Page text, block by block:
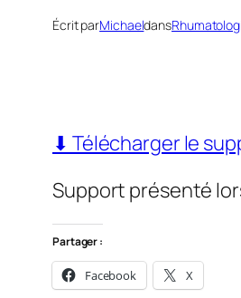
Écrit parMichaeldans
⬇ Télécharger le
Support présenté
Partager :
Facebook X